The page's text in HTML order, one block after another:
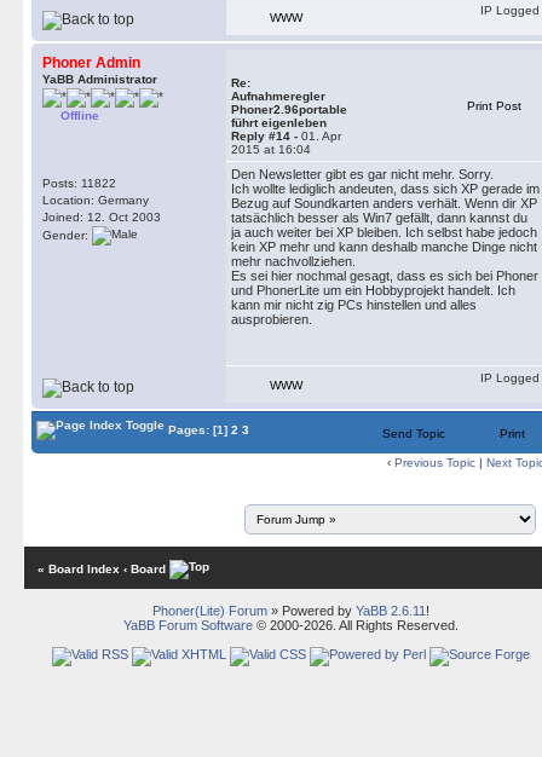
WWW
IP Logged
Phoner Admin
YaBB Administrator
Offline
Posts: 11822
Location: Germany
Joined: 12. Oct 2003
Gender:
Re:
Aufnahmeregler
Phoner2.96portable
führt eigenleben
Reply #14 - 01. Apr
2015 at 16:04
Print Post
Den Newsletter gibt es gar nicht mehr. Sorry.
Ich wollte lediglich andeuten, dass sich XP gerade im
Bezug auf Soundkarten anders verhält. Wenn dir XP
tatsächlich besser als Win7 gefällt, dann kannst du
ja auch weiter bei XP bleiben. Ich selbst habe jedoch
kein XP mehr und kann deshalb manche Dinge nicht
mehr nachvollziehen.
Es sei hier nochmal gesagt, dass es sich bei Phoner
und PhonerLite um ein Hobbyprojekt handelt. Ich
kann mir nicht zig PCs hinstellen und alles
ausprobieren.
WWW
IP Logged
Pages: [1] 2 3 Send Topic Print
‹ Previous Topic | Next
« Board Index ‹ Board
Phoner(Lite) Forum» Powered by YaBB 2.6.11 !
YaBB Forum Software© 2000-2026. All Rights Reserved.